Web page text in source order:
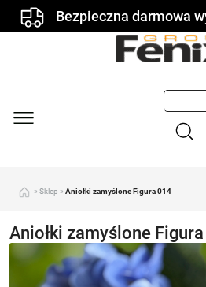
Bezpieczna darmowa
» Sklep » Aniołki zamyślone Figura 014
Aniołki zamyślone